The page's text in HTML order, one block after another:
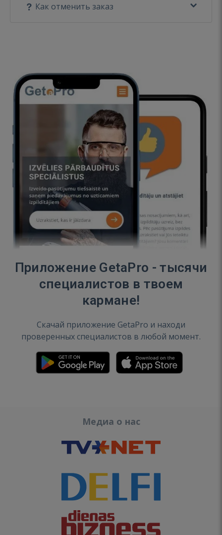
Как отменить заказ
Приложение GetaPro - тысячи
специалистов в твоем
кармане!
Скачай приложение GetaPro и находи
проверенных специалистов в любой момент.
Медиа о нас